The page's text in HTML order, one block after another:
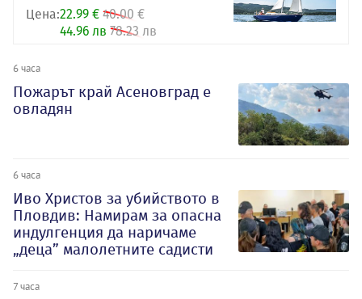
Цена:22.99 € 40.00 €
44.96 лв 78.23 лв
6 часа
Пожарът край Асеновград е
овладян
6 часа
Иво Христов за убийството в
Пловдив: Намирам за опасна
индулгенция да наричаме
„деца” малолетните садисти
7 часа